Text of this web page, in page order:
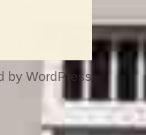
by WordPress